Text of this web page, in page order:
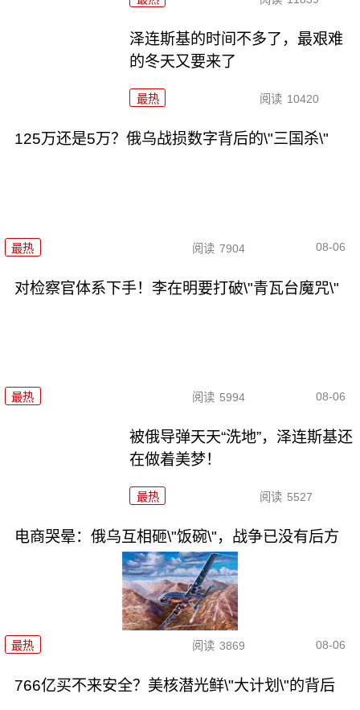
泽连斯基的时间不多了，最艰难
的冬天又要来了
最热 阅读 10420
125万还是5万？俄乌战损数字背后的\"三国杀\"
最热 阅读 7904 08-06
对检察官体系下手！李在明要打破\"青瓦台魔咒\"
最热 阅读 5994 08-06
被俄导弹天天“洗地”，泽连斯基还
在做着美梦！
最热 阅读 5527
电商哭晕：俄乌互相砸\"饭碗\"，战争已没有后方
最热 阅读 3869 08-06
766亿买不来安全？美核潜光鲜\"大计划\"的背后